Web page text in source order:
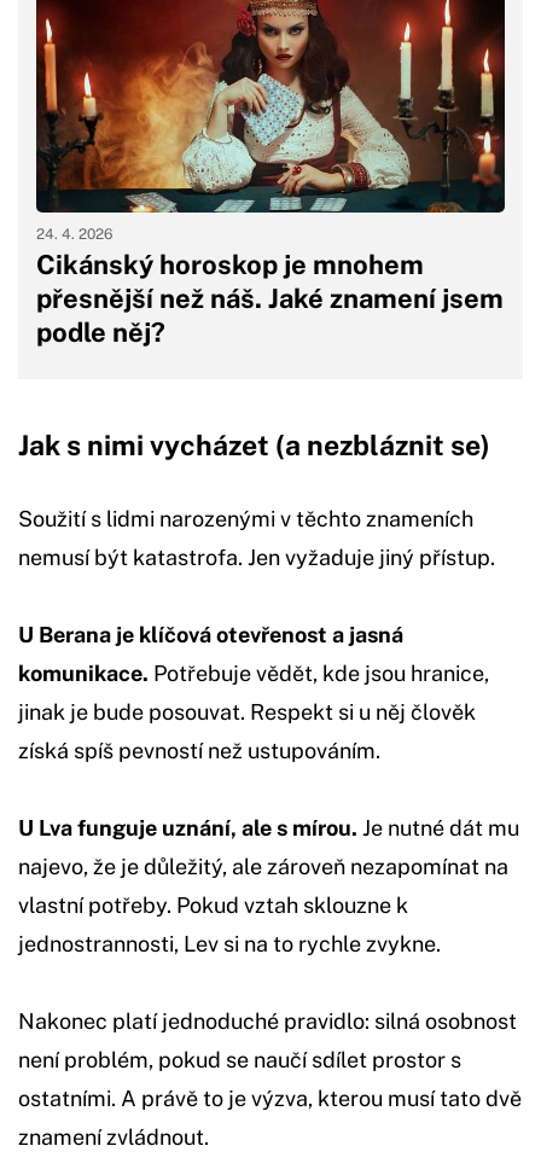
Cikánský horoskop je mnohem
přesnější než náš. Jaké znamení jsem
podle něj?
24. 4. 2026
Jak s nimi vycházet (a nezbláznit se)
Soužití s lidmi narozenými v těchto znameních
nemusí být katastrofa. Jen vyžaduje jiný přístup.
U Berana je klíčová otevřenost a jasná
komunikace. Potřebuje vědět, kde jsou hranice,
jinak je bude posouvat. Respekt si u něj člověk
získá spíš pevností než ustupováním.
U Lva funguje uznání, ale s mírou. Je nutné dát mu
najevo, že je důležitý, ale zároveň nezapomínat na
vlastní potřeby. Pokud vztah sklouzne k
jednostrannosti, Lev si na to rychle zvykne.
Nakonec platí jednoduché pravidlo: silná osobnost
není problém, pokud se naučí sdílet prostor s
ostatními. A právě to je výzva, kterou musí tato dvě
znamení zvládnout.